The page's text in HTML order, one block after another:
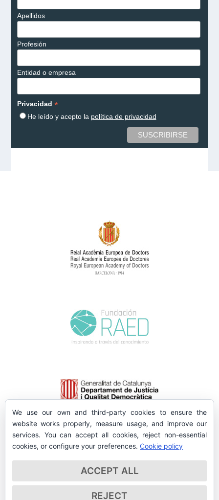
Apellidos
Profesión
Entidad o empresa
Privacidad *
He leído y acepto la política de privacidad
We use our own and third-party cookies to ensure the
website works properly, measure usage, and improve our
services. You can accept all cookies, reject non-essential
cookies, or configure your preferences. Cookie policy
ACCEPT ALL
REJECT